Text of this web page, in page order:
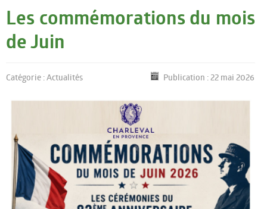
Documentation
Infos pratiques
Maire Adjoints Conseillers
Les derniers P.V
Les Grands Travaux
Les commémorations du mois
de Juin
Catégorie :Actualités Publication : 22 mai 2026